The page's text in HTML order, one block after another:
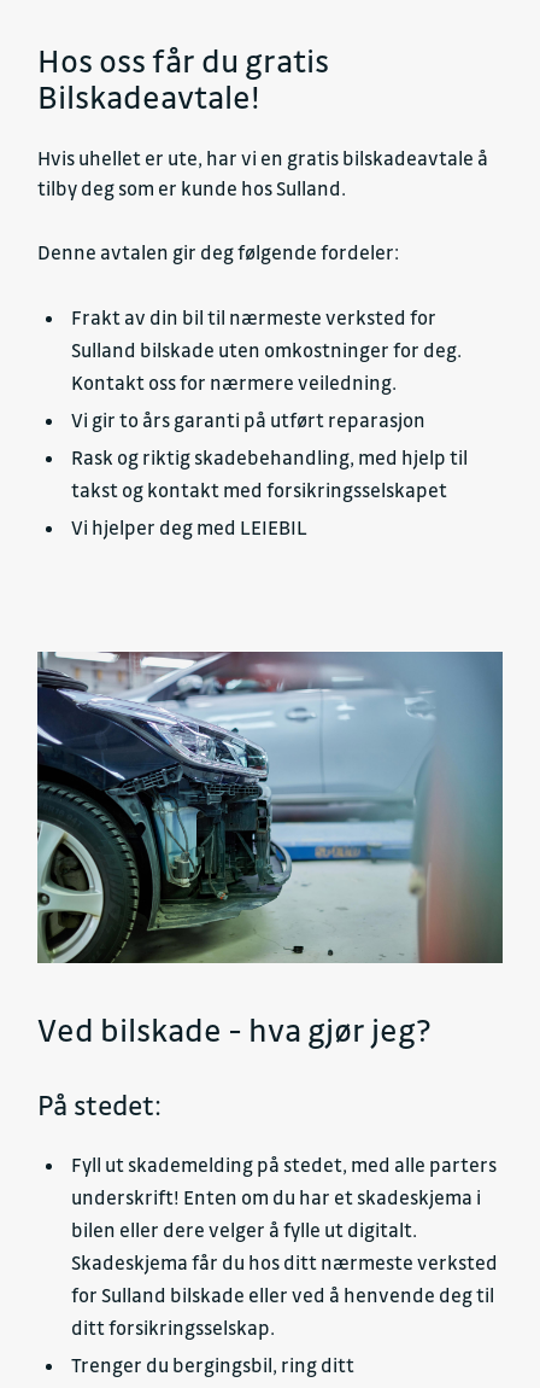
Hos oss får du gratis
Bilskadeavtale!
Hvis uhellet er ute, har vi en gratis bilskadeavtale å
tilby deg som er kunde hos Sulland.
Denne avtalen gir deg følgende fordeler:
Frakt av din bil til nærmeste verksted for
Sulland bilskade uten omkostninger for deg.
Kontakt oss for nærmere veiledning.
Vi gir to års garanti på utført reparasjon
Rask og riktig skadebehandling, med hjelp til
takst og kontakt med forsikringsselskapet
Vi hjelper deg med LEIEBIL
Ved bilskade - hva gjør jeg?
På stedet:
Fyll ut skademelding på stedet, med alle parters
underskrift! Enten om du har et skadeskjema i
bilen eller dere velger å fylle ut digitalt.
Skadeskjema får du hos ditt nærmeste verksted
for Sulland bilskade eller ved å henvende deg til
ditt forsikringsselskap.
Trenger du bergingsbil, ring ditt